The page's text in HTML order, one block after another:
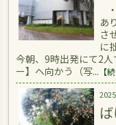
あ
さ
に
今朝、9時出発にて2
ー】へ向かう（写... 【